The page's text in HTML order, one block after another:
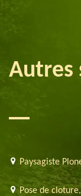
Autres
Paysagiste
Pose de